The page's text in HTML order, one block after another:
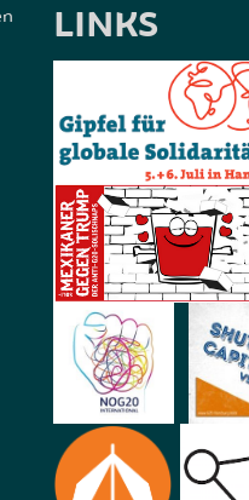
LINKS